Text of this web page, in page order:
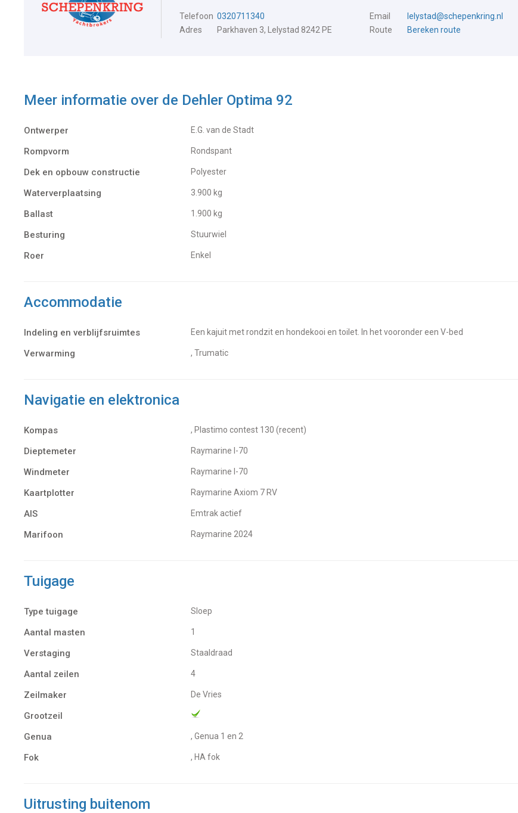
Telefoon 0320711340 Email
lelystad@schepenkring.nl
Adres
Parkhaven 3, Lelystad 8242 PE Route Bereken route
Meer informatie over de Dehler Optima 92
Ontwerper E.G. van de Stadt
Rompvorm Rondspant
Dek en opbouw constructie Polyester
Waterverplaatsing 3.900 kg
Ballast 1.900 kg
Besturing Stuurwiel
Roer Enkel
Accommodatie
Indeling en verblijfsruimtes Een kajuit met rondzit en hondekooi en toilet. In het vooronder een V-bed
Verwarming , Trumatic
Navigatie en elektronica
Kompas , Plastimo contest 130 (recent)
Dieptemeter Raymarine I-70
Windmeter Raymarine I-70
Kaartplotter Raymarine Axiom 7 RV
AIS Emtrak actief
Marifoon Raymarine 2024
Tuigage
Type tuigage Sloep
Aantal masten 1
Verstaging Staaldraad
Aantal zeilen 4
Zeilmaker De Vries
Grootzeil
Genua
, Genua 1 en 2
Fok , HA fok
Uitrusting buitenom